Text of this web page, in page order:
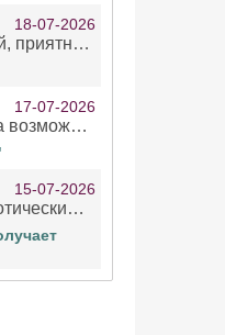
18-07-2026
Голос чтеца нормальный, приятный тембр. Мне очень понравилось озвучивание рассказа. Очень странный отзыв Надежды. Может у неё что-то с нервами?
17-07-2026
Я конечно благодарна за возможность бесплатно слушать книги даже новинки , но чтение этой книги просто ужасно
15-07-2026
Автор переборщил с эротическими сценами. Похоже, с этим у него проблемы.